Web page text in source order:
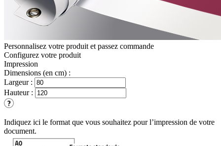
Personnalisez votre produit et passez commande
Configurez votre produit
Impression
Dimensions (en cm) :
Largeur :
Hauteur :
Indiquez ici le format que vous souhaitez pour l’impression de votre
document.